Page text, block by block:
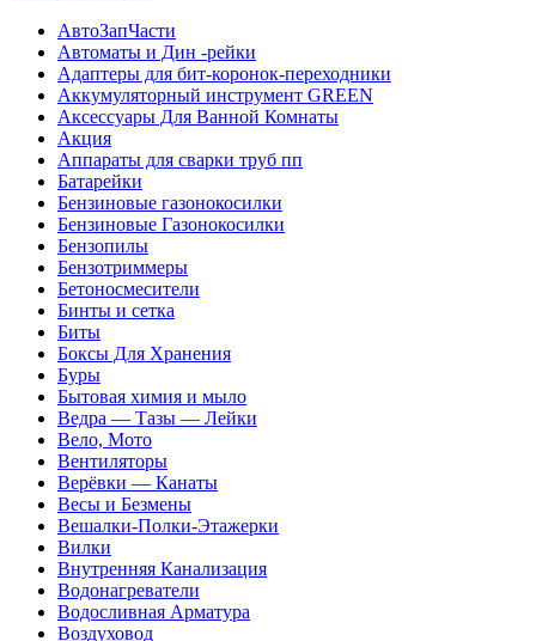
АвтоЗапЧасти
Автоматы и Дин -рейки
Адаптеры для бит-коронок-переходники
Аккумуляторный инструмент GREEN
Аксессуары Для Ванной Комнаты
Акция
Аппараты для сварки труб пп
Батарейки
Бензиновые газонокосилки
Бензиновые Газонокосилки
Бензопилы
Бензотриммеры
Бетоносмесители
Бинты и сетка
Биты
Боксы Для Хранения
Буры
Бытовая химия и мыло
Ведра — Тазы — Лейки
Вело, Мото
Вентиляторы
Верёвки — Канаты
Весы и Безмены
Вешалки-Полки-Этажерки
Вилки
Внутренняя Канализация
Водонагреватели
Водосливная Арматура
Воздуховод